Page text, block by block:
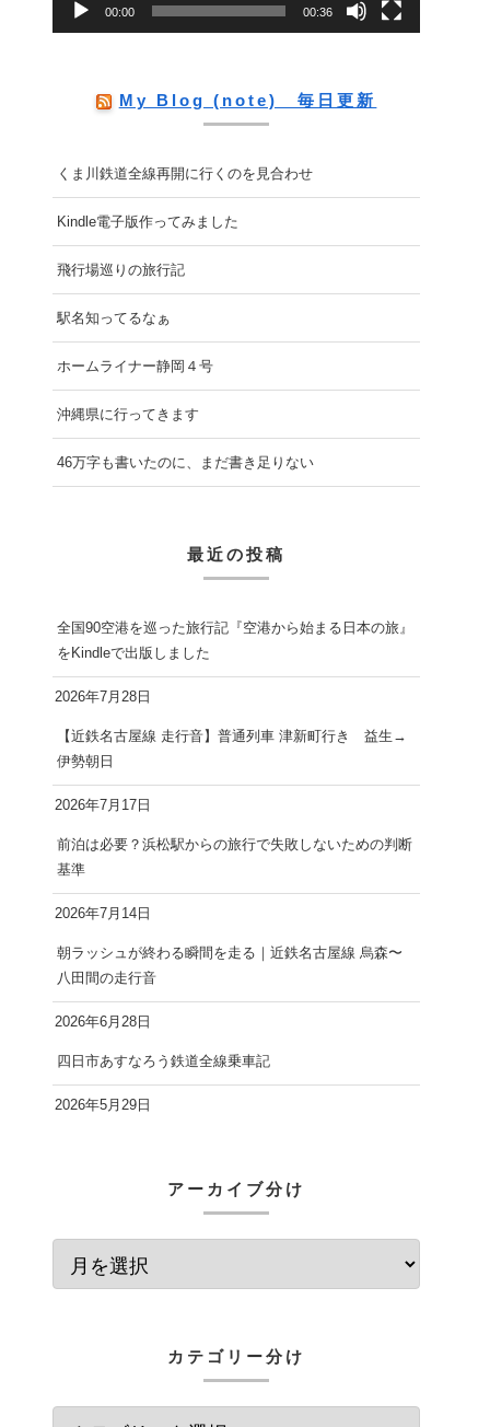
00:00 00:36
My Blog (note) 毎日更新
くま川鉄道全線再開に行くのを見合わせ
Kindle電子版作ってみました
飛行場巡りの旅行記
駅名知ってるなぁ
ホームライナー静岡４号
沖縄県に行ってきます
46万字も書いたのに、まだ書き足りない
最近の投稿
全国90空港を巡った旅行記『空港から始まる日本の旅』
をKindleで出版しました
2026年7月28日
【近鉄名古屋線 走行音】普通列車 津新町行き 益生→
伊勢朝日
2026年7月17日
前泊は必要？浜松駅からの旅行で失敗しないための判断
基準
2026年7月14日
朝ラッシュが終わる瞬間を走る｜近鉄名古屋線 烏森〜
八田間の走行音
2026年6月28日
四日市あすなろう鉄道全線乗車記
2026年5月29日
アーカイブ分け
カテゴリー分け